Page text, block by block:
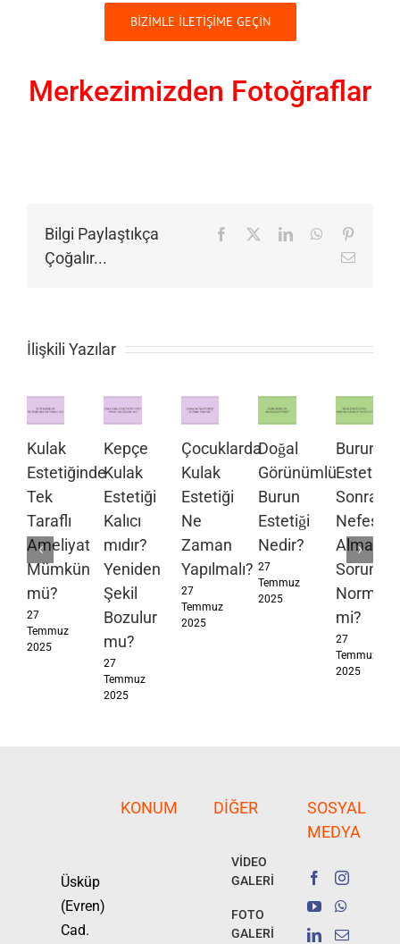
BİZİMLE İLETİŞİME GEÇİN
Merkezimizden Fotoğraflar
Bilgi Paylaştıkça
Çoğalır...
Facebook LinkedInWhatsApp
E-
İlişkili Yazılar
Kulak
Estetiğinde
Tek
Taraflı
Ameliyat
Mümkün
mü?
27
Temmuz
2025
Kepçe
Kulak
Estetiği
Kalıcı
mıdır?
Yeniden
Şekil
Bozulur
mu?
27
Temmuz
2025
Çocuklarda
Kulak
Estetiği
Ne
Zaman
Yapılmalı?
27
Temmuz
2025
Doğal
Görünümlü
Burun
Estetiği
Nedir?
27
Temmuz
2025
Burun
Estetiği
Sonrası
Nefes
Alma
Sorunları
Normal
mi?
27
Temmuz
2025
Üsküp
(Evren)
Cad.
KONUM DIĞER
VİDEO
GALERİ
FOTO
GALERİ
SOSYAL
MEDYA